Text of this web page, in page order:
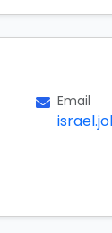
Email